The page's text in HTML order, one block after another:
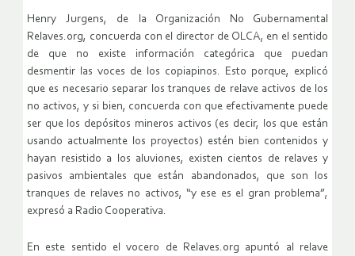
Henry Jurgens, de la Organización No Gubernamental
Relaves.org, concuerda con el director de OLCA, en el sentido
de que no existe información categórica que puedan
desmentir las voces de los copiapinos. Esto porque, explicó
que es necesario separar los tranques de relave activos de los
no activos, y si bien, concuerda con que efectivamente puede
ser que los depósitos mineros activos (es decir, los que están
usando actualmente los proyectos) estén bien contenidos y
hayan resistido a los aluviones, existen cientos de relaves y
pasivos ambientales que están abandonados, que son los
tranques de relaves no activos, “y ese es el gran problema”,
expresó a Radio Cooperativa.
En este sentido el vocero de Relaves.org apuntó al relave